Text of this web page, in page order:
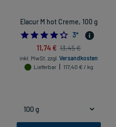
Elacur M hot Creme, 100 g
3*
11,74 € 13,45 €
inkl. MwSt. zzgl. Versandkosten
Lieferbar
117,40 € / kg